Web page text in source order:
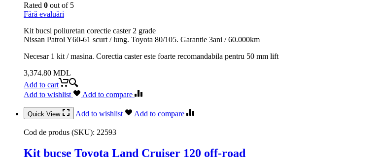
Rated 0 out of 5
Fără evaluări
Kit bucsi poliuretan corectie caster 2 grade
Nissan Patrol Y60-61 scurt / lung. Toyota 80/105. Garantie 3ani / 60.000km
Necesar 1 kit / masina. Corectia caster este foarte recomandabila pentru 50 mm lift
3,374.80 MDL
Add to cart
Add to wishlist
Add to compare
Quick View Add to wishlist Add to compare
Cod de produs (SKU): 22593
Kit bucse Toyota Land Cruiser 120 off-road